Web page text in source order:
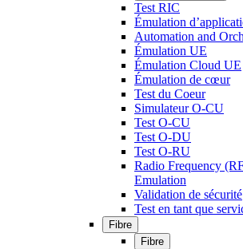
Test RIC
Émulation
Automation and
Émulation UE
Émulation Cloud UE
Émulation de cœur
Test du Coeur
Simulateur O-CU
Test O-CU
Test O-DU
Test O-RU
Radio Frequency
Emulation
Validation de sécurité
Test en tant que
Fibre
Fibre